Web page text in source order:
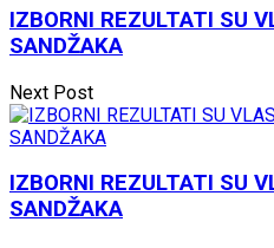
IZBORNI REZULTATI SU
SANDŽAKA
Next Post
IZBORNI REZULTATI SU
SANDŽAKA